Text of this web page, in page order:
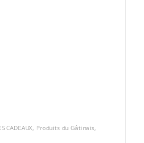
CADEAUX Produits du Gâtinais